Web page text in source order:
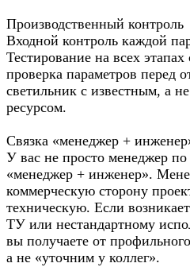
Производственный контроль
Входной контроль каждой
Тестирование на всех
проверка параметров перед
светильник с известным, а
ресурсом.
Связка «менеджер +
У вас не просто менеджер
«менеджер + инженер».
коммерческую сторону
техническую. Если
ТУ или нестандартному
вы получаете от
а не «уточним у коллег».